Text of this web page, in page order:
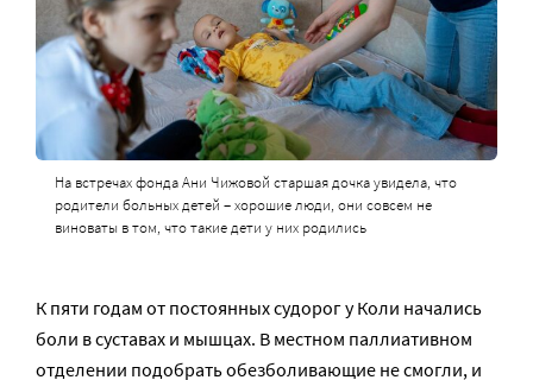
На встречах фонда Ани Чижовой старшая дочка увидела, что
родители больных детей – хорошие люди, они совсем не
виноваты в том, что такие дети у них родились
К пяти годам от постоянных судорог у Коли начались
боли в суставах и мышцах. В местном паллиативном
отделении подобрать обезболивающие не смогли, и